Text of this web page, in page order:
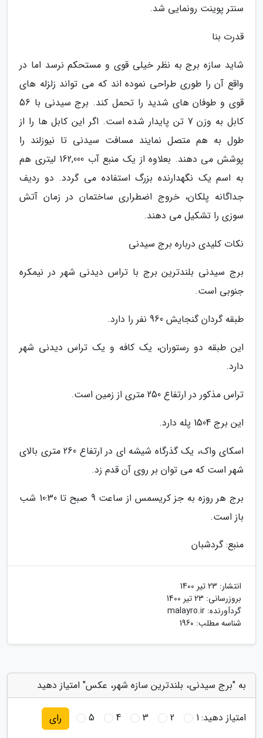
سنتر پوینت رونمایی شد.
قدرت بنا
شاید سازه برج به نظر خیلی قوی و مستحکم نرسد اما در
واقع آن را طوری طراحی نموده اند که می تواند زلزله های
قوی و طوفان های شدید را تحمل کند. برج سیدنی با 56
کابل به وزن 7 تن پایدار شده است. اگر این کابل ها را از
طول به هم متصل نمایند مسافت سیدنی تا نیوزلند را
پوشش می دهند. بعلاوه از یک منبع آب 162,000 لیتری هم
به اسم یک نگهدارنده بزرگ استفاده می گردد. دو ردیف
جداگانه پلکان، خروج اضطراری ساختمان در زمان آتش
سوزی را تشکیل می دهند.
نکات کلیدی درباره برج سیدنی
برج سیدنی بلندترین برج با تراس دیدنی شهر در نیمکره
جنوبی است.
طبقه گردان گنجایش 960 نفر را دارد.
این طبقه دو رستوران، یک کافه و یک تراس دیدنی شهر
دارد.
تراس مذکور در ارتفاع 250 متری از زمین است.
این برج 1504 پله دارد.
اسکای واک، یک گذرگاه شیشه ای در ارتفاع 260 متری بالای
شهر است که می توان بر روی آن قدم زد.
برج هر روزه به جز کریسمس از ساعت 9 صبح تا 10:30 شب
باز است.
منبع: گردشبان
انتشار: 23 تیر 1400
بروزرسانی: 23 تیر 1400
گردآورنده: malayro.ir
شناسه مطلب: 1960
به "برج سیدنی، بلندترین سازه شهر، عکس" امتیاز دهید
امتیاز دهید:1
2
3
4
5 رای